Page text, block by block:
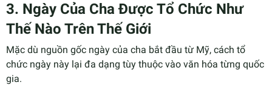
3. Ngày Của Cha Được Tổ Chức Như
Thế Nào Trên Thế Giới
Mặc dù nguồn gốc ngày của cha bắt đầu từ Mỹ, cách tổ
chức ngày này lại đa dạng tùy thuộc vào văn hóa từng quốc
gia.